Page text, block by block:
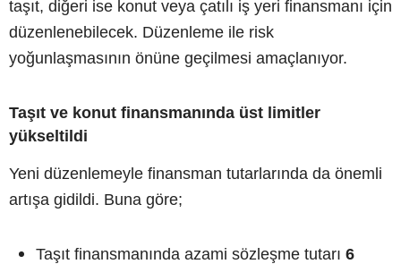
taşıt, diğeri ise konut veya çatılı iş yeri finansmanı için
düzenlenebilecek. Düzenleme ile risk
yoğunlaşmasının önüne geçilmesi amaçlanıyor.
Taşıt ve konut finansmanında üst limitler
yükseltildi
Yeni düzenlemeyle finansman tutarlarında da önemli
artışa gidildi. Buna göre;
Taşıt finansmanında azami sözleşme tutarı 6